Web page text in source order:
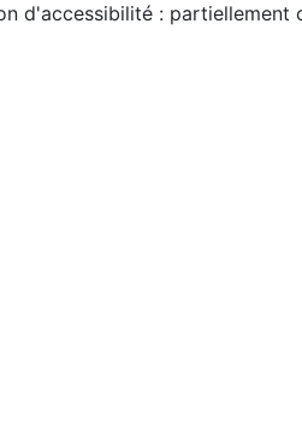
d'accessibilité : partiellement